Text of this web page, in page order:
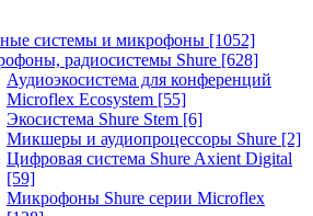
системы и микрофоны [1052]
радиосистемы Shure [628]
Аудиоэкосистема для конференций
Microflex Ecosystem [55]
Экосистема Shure Stem [6]
Микшеры и аудиопроцессоры Shure [2]
Цифровая система Shure Axient Digital
[59]
Микрофоны Shure серии Microflex